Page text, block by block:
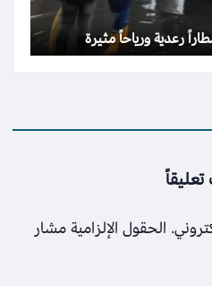
رعدية ورياحاً مثيرة
تعليقاً
الحقول الإلزامية مشار